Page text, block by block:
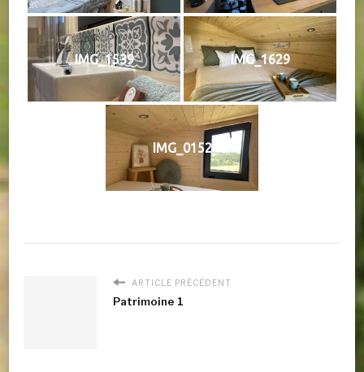
IMG_1539 IMG_1629
IMG_0152
ARTICLE PRÉCÉDENT
Patrimoine 1